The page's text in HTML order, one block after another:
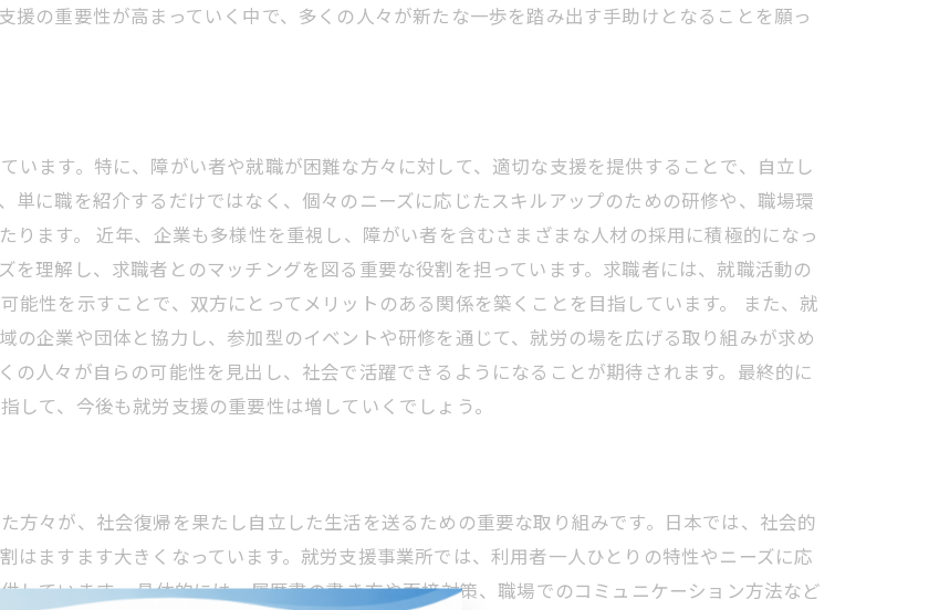
援の重要性が高まっていく中で、多くの人々が新たな一歩を踏み出す手助けとなることを願っ
います。特に、障がい者や就職が困難な方々に対して、適切な支援を提供することで、自立し
単に職を紹介するだけではなく、個々のニーズに応じたスキルアップのための研修や、職場環
ります。 近年、企業も多様性を重視し、障がい者を含むさまざまな人材の採用に積極的になっ
を理解し、求職者とのマッチングを図る重要な役割を担っています。求職者には、就職活動の
能性を示すことで、双方にとってメリットのある関係を築くことを目指しています。 また、就
の企業や団体と協力し、参加型のイベントや研修を通じて、就労の場を広げる取り組みが求め
の人々が自らの可能性を見出し、社会で活躍できるようになることが期待されます。最終的に
て、今後も就労支援の重要性は増していくでしょう。
方々が、社会復帰を果たし自立した生活を送るための重要な取り組みです。日本では、社会的
はますます大きくなっています。就労支援事業所では、利用者一人ひとりの特性やニーズに応
しています。 具体的には、履歴書の書き方や面接対策、職場でのコミュニケーション方法など